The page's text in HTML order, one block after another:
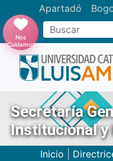
Apartadó
Buscar
Nos
Cuidamos
Secretaría
Institucional y
Inicio